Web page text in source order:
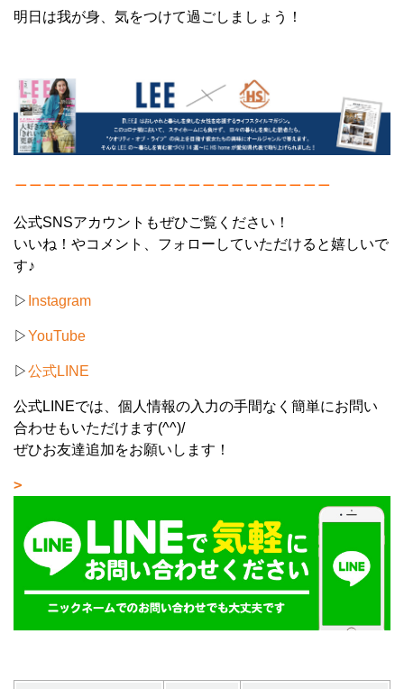
明日は我が身、気をつけて過ごしましょう！
公式SNSアカウントもぜひご覧ください！
いいね！やコメント、フォローしていただけると嬉しいで
す♪
▷ Instagram
▷YouTube
▷公式LINE
公式LINEでは、個人情報の入力の手間なく簡単にお問い
合わせもいただけます(^^)/
ぜひお友達追加をお願いします！